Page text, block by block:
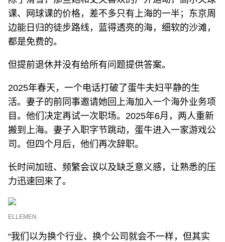
课、网球课的价格，差不多只有上海的一半；东京周
边能日归的徒步路线，蓝得透亮的海，细软的沙滩，
都是免费的。
但提前退休并没有给所有问题提供答案。
2025年春天，一个电话打破了蛋牛夫妇平静的生
活。妻子的前同事邀请她回上海加入一个海外业务项
目。他们决定再试一次职场。2025年6月，两人重新
搬到上海。妻子入职字节跳动，蛋牛进入一家游戏公
司。但四个月后，他们再次辞职。
长时间加班、频繁会议以及缺乏意义感，让熟悉的压
力迅速回来了。
ELLEMEN
“我们以为换个行业、换个公司就会不一样，但其实